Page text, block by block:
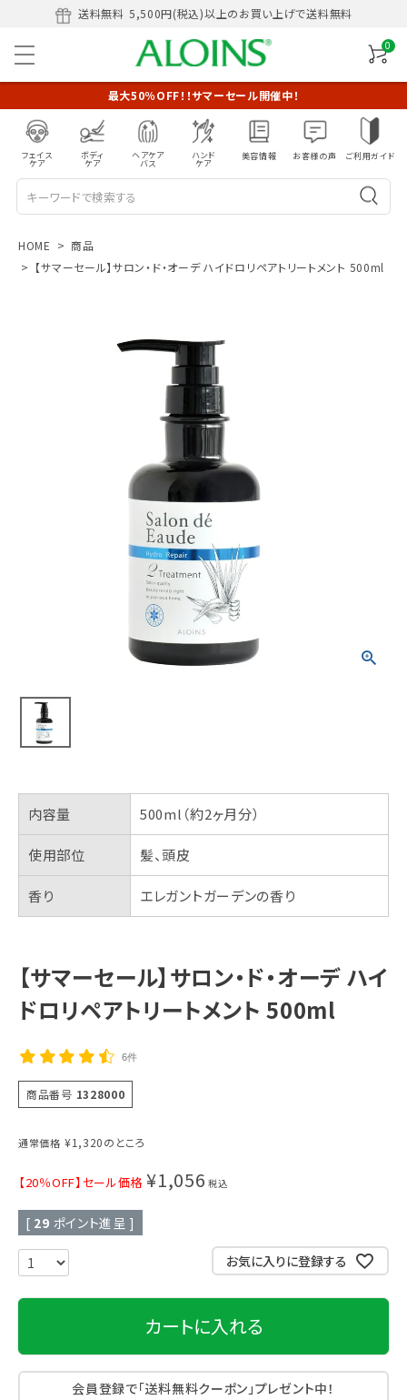
送料無料 5,500円(税込)以上のお買い上げで送料無料
0
最大50％OFF！！サマーセール開催中！
フェイス
ケア
ボディ
ケア
ヘアケア
バス
ハンド
ケア
美容情報 お客様の声 ご利用ガイド
HOME
商品
【サマーセール】サロン・ド・オーデ ハイドロリペアトリートメント 500ml
内容量 500ml（約2ヶ月分）
使用部位 髪、頭皮
香り エレガントガーデンの香り
【サマーセール】サロン・ド・オーデ ハイ
ドロリペアトリートメント 500ml
6件
商品番号 1328000
通常価格 ¥1,320のところ
【20％OFF】セール価格 ¥1,056 税込
[ 29 ポイント進呈 ]
お気に入りに登録する
カートに入れる
会員登録で「送料無料クーポン」プレゼント中！